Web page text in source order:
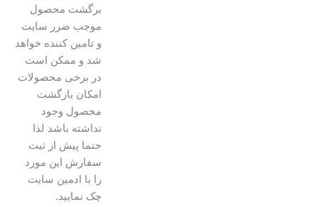
برگشت محصول
موجب ضرر سایت
و تامین کننده خواهد
شد و ممکن است
در برخی محصولات
امکان بازگشت
محصول وجود
نداشته باشد لذا
حتما پیش از ثبت
سفارش این مورد
را با ادمین سایت
چک نمایید.